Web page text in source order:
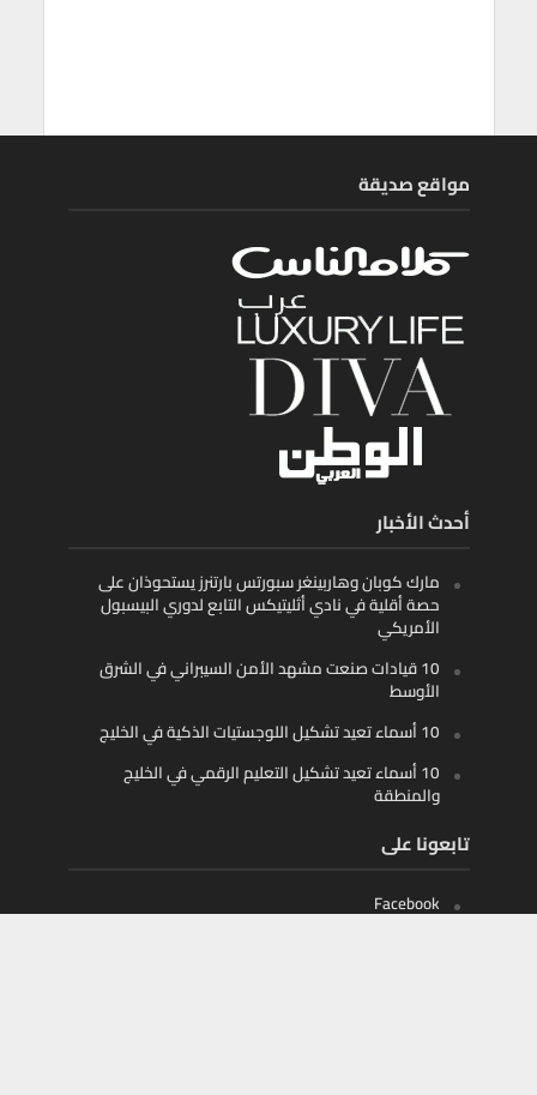
مواقع صديقة
أحدث الأخبار
مارك كوبان وهاربينغر سبورتس بارتنرز يستحوذان على
حصة أقلية في نادي أثليتيكس التابع لدوري البيسبول
الأمريكي
10 قيادات صنعت مشهد الأمن السيبراني في الشرق
الأوسط
10 أسماء تعيد تشكيل اللوجستيات الذكية في الخليج
10 أسماء تعيد تشكيل التعليم الرقمي في الخليج
والمنطقة
تابعونا على
Facebook